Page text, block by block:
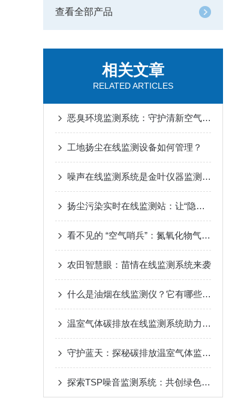
查看全部产品
相关文章
RELATED ARTICLES
恶臭环境监测系统：守护清新空气的科技力量
工地扬尘在线监测设备如何管理？
噪声在线监测系统是金叶仪器监测环境噪声的一款智能型监测仪器
扬尘污染实时在线监测站：让“隐形污染”无处遁形
看不见的 “空气哨兵”：氮氧化物气体监测站为何成环保刚需？
农田智慧眼：苗情在线监测系统来袭
什么是油烟在线监测仪？它有哪些功能特点
温室气体碳排放在线监测系统助力碳达峰碳中和
守护蓝天：探秘碳排放温室气体监测仪器
探索TSP噪音监测系统：共创绿色未来